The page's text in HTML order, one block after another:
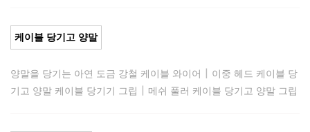
케이블 당기고 양말
양말을 당기는 아연 도금 강철 케이블 와이어 | 이중 헤드 케이블 당
기고 양말 케이블 당기기 그립 | 메쉬 풀러 케이블 당기고 양말 그립